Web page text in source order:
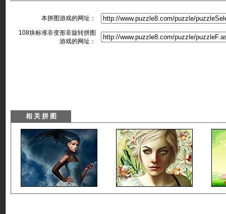
本拼图游戏的网址：
108块标准非变形非旋转拼图
游戏的网址：